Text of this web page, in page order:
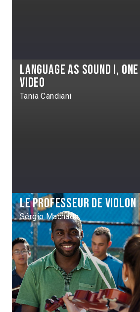
Language as sound I,
video
Tania Candiani
Le Professeur de violon
Sérgio Machado